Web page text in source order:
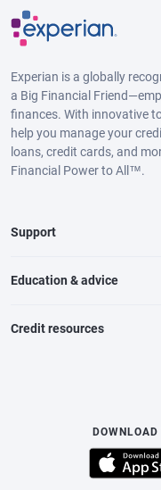
Experian is a globally
a Big Financial
finances. With innovative
help you manage your
loans, credit cards, and
Financial Power to All™.
Support
Education & advice
Credit resources